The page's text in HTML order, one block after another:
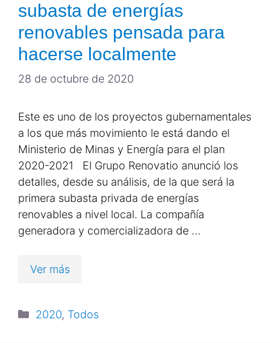
subasta de energías
renovables pensada para
hacerse localmente
28 de octubre de 2020
Este es uno de los proyectos gubernamentales
a los que más movimiento le está dando el
Ministerio de Minas y Energía para el plan
2020-2021 El Grupo Renovatio anunció los
detalles, desde su análisis, de la que será la
primera subasta privada de energías
renovables a nivel local. La compañía
generadora y comercializadora de …
Ver más
2020, Todos